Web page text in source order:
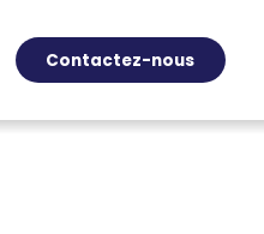
Contactez-nous